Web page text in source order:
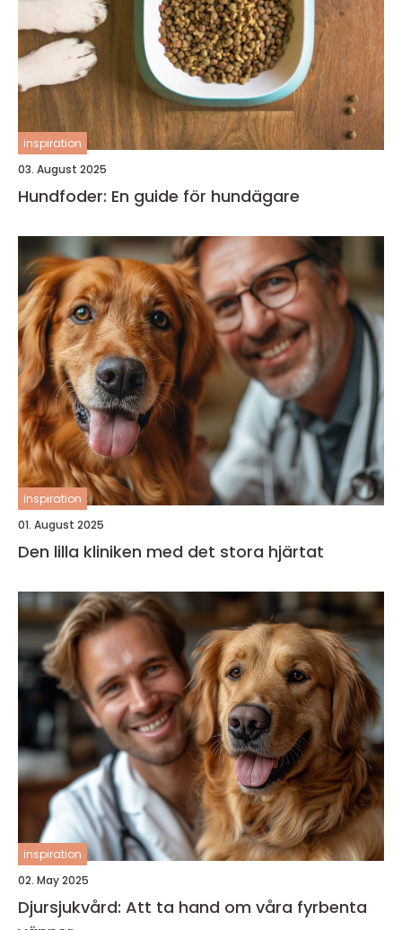
inspiration
03. August 2025
Hundfoder: En guide för hundägare
inspiration
01. August 2025
Den lilla kliniken med det stora hjärtat
inspiration
02. May 2025
Djursjukvård: Att ta hand om våra fyrbenta